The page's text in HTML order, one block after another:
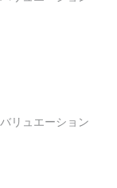
バリュエーション